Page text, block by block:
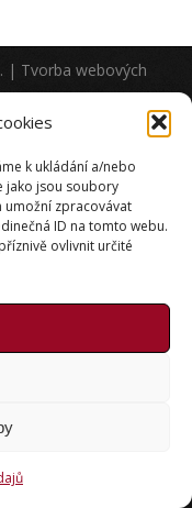
k ukládání a/nebo
jako jsou soubory
umožní zpracovávat
ID na tomto webu.
ovlivnit určité
| Tvorba webových